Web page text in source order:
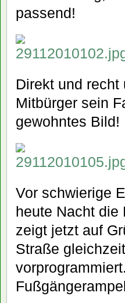
passend!
Direkt und
Mitbürger sein
gewohntes Bild!
Vor schwierige
heute Nacht die
zeigt jetzt auf
Straße